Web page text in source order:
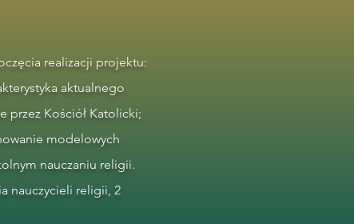
realizacji projektu:
aktualnego
przez Kościół Katolicki;
modelowych
nauczaniu religii.
nauczycieli religii, 2